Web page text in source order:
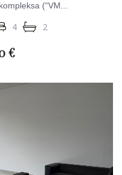
(“VM...
4 2
€